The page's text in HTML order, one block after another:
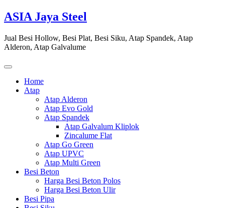
Skip
to
ASIA Jaya Steel
Jual Besi Hollow, Besi Plat, Besi Siku, Atap Spandek, Atap
Alderon, Atap Galvalume
Home
Atap
Atap Alderon
Atap Evo Gold
Atap Spandek
Atap Galvalum Kliplok
Zincalume Flat
Atap Go Green
Atap UPVC
Atap Multi Green
Besi Beton
Harga Besi Beton Polos
Harga Besi Beton Ulir
Besi Pipa